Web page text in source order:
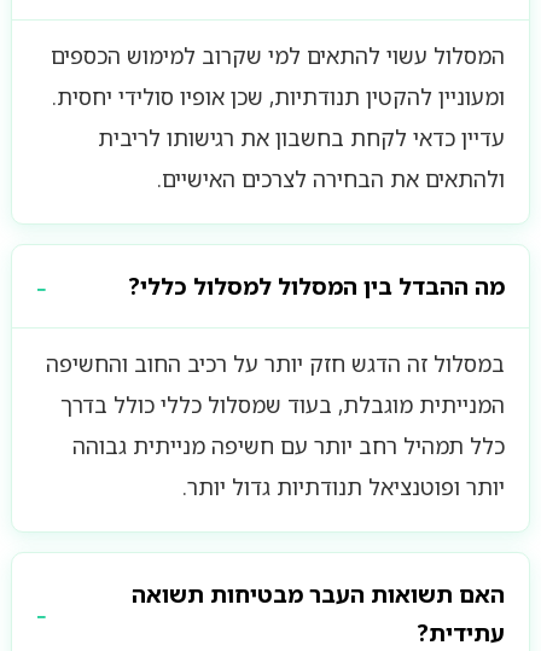
המסלול עשוי להתאים למי שקרוב למימוש הכספים
ומעוניין להקטין תנודתיות, שכן אופיו סולידי יחסית.
עדיין כדאי לקחת בחשבון את רגישותו לריבית
ולהתאים את הבחירה לצרכים האישיים.
מה ההבדל בין המסלול למסלול כללי?
במסלול זה הדגש חזק יותר על רכיב החוב והחשיפה
המנייתית מוגבלת, בעוד שמסלול כללי כולל בדרך
כלל תמהיל רחב יותר עם חשיפה מנייתית גבוהה
יותר ופוטנציאל תנודתיות גדול יותר.
האם תשואות העבר מבטיחות תשואה
עתידית?